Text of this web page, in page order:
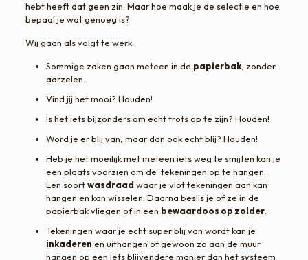
hebt heeft dat geen zin. Maar hoe maak je de selectie en hoe
bepaal je wat genoeg is?
Wij gaan als volgt te werk:
Sommige zaken gaan meteen in de papierbak, zonder
aarzelen.
Vind jij het mooi? Houden!
Is het iets bijzonders om echt trots op te zijn? Houden!
Word je er blij van, maar dan ook echt blij? Houden!
Heb je het moeilijk met meteen iets weg te smijten kan je
een plaats voorzien om de tekeningen op te hangen.
Een soortwasdraad waar je vlot tekeningen aan kan
hangen en kan wisselen. Daarna beslis je of ze in de
papierbak vliegen of in een bewaardoos op zolder.
Tekeningen waar je echt super blij van wordt kan je
inkaderen en uithangen of gewoon zo aan de muur
hangen op een iets blijvendere manier dan het systeem